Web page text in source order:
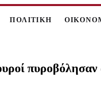
ΠΟΛΙΤΙΚΗ
πυροβόλησαν